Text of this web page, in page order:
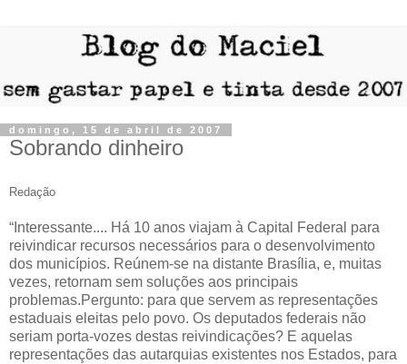
domingo, 15 de abril de 2007
Sobrando dinheiro
Redação
“Interessante.... Há 10 anos viajam à Capital Federal para
reivindicar recursos necessários para o desenvolvimento
dos municípios. Reúnem-se na distante Brasília, e, muitas
vezes, retornam sem soluções aos principais
problemas.Pergunto: para que servem as representações
estaduais eleitas pelo povo. Os deputados federais não
seriam porta-vozes destas reivindicações? E aquelas
representações das autarquias existentes nos Estados, para